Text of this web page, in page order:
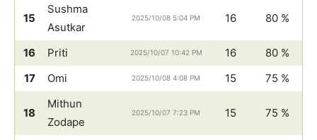
15
Sushma
Asutkar
2025/10/08 5:04 PM 16 80 %
16 Priti 2025/10/07 10:42 PM 16
80 %
17
Omi 2025/10/08 4:08 PM 15 75 %
18
Mithun
Zodape
2025/10/07 7:23 PM 15 75 %